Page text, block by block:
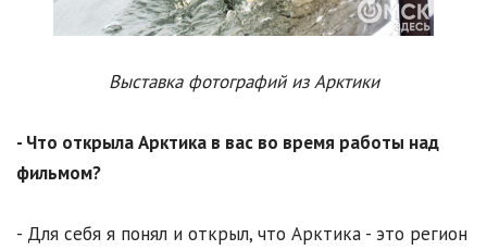
Выставка фотографий из Арктики
- Что открыла Арктика в вас во время работы над
фильмом?
- Для себя я понял и открыл, что Арктика - это регион